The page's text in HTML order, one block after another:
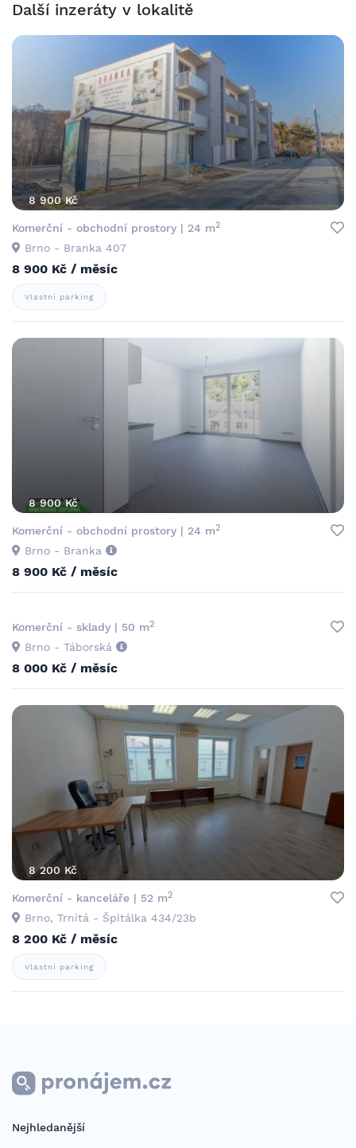
Další inzeráty v lokalitě
8 900 Kč
Komerční - obchodní prostory | 24 m2
Brno - Branka 407
8 900 Kč / měsíc
Vlastní parking
8 900 Kč
Komerční - obchodní prostory | 24 m2
Brno - Branka
8 900 Kč / měsíc
Komerční - sklady | 50 m2
Brno - Táborská
8 000 Kč / měsíc
8 200 Kč
Komerční - kanceláře | 52 m2
Brno, Trnitá - Špitálka 434/23b
8 200 Kč / měsíc
Vlastní parking
Nejhledanější